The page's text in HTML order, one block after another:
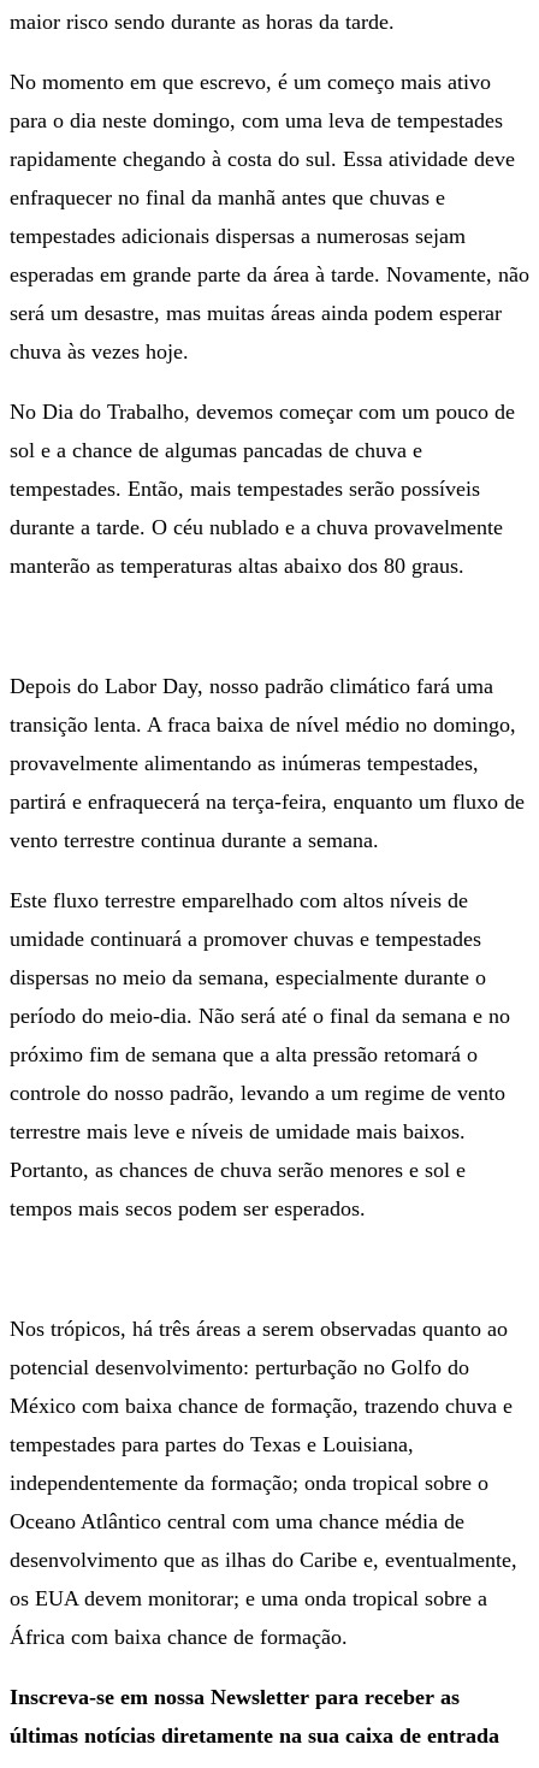
maior risco sendo durante as horas da tarde.
No momento em que escrevo, é um começo mais ativo
para o dia neste domingo, com uma leva de tempestades
rapidamente chegando à costa do sul. Essa atividade deve
enfraquecer no final da manhã antes que chuvas e
tempestades adicionais dispersas a numerosas sejam
esperadas em grande parte da área à tarde. Novamente, não
será um desastre, mas muitas áreas ainda podem esperar
chuva às vezes hoje.
No Dia do Trabalho, devemos começar com um pouco de
sol e a chance de algumas pancadas de chuva e
tempestades. Então, mais tempestades serão possíveis
durante a tarde. O céu nublado e a chuva provavelmente
manterão as temperaturas altas abaixo dos 80 graus.
Depois do Labor Day, nosso padrão climático fará uma
transição lenta. A fraca baixa de nível médio no domingo,
provavelmente alimentando as inúmeras tempestades,
partirá e enfraquecerá na terça-feira, enquanto um fluxo de
vento terrestre continua durante a semana.
Este fluxo terrestre emparelhado com altos níveis de
umidade continuará a promover chuvas e tempestades
dispersas no meio da semana, especialmente durante o
período do meio-dia. Não será até o final da semana e no
próximo fim de semana que a alta pressão retomará o
controle do nosso padrão, levando a um regime de vento
terrestre mais leve e níveis de umidade mais baixos.
Portanto, as chances de chuva serão menores e sol e
tempos mais secos podem ser esperados.
Nos trópicos, há três áreas a serem observadas quanto ao
potencial desenvolvimento: perturbação no Golfo do
México com baixa chance de formação, trazendo chuva e
tempestades para partes do Texas e Louisiana,
independentemente da formação; onda tropical sobre o
Oceano Atlântico central com uma chance média de
desenvolvimento que as ilhas do Caribe e, eventualmente,
os EUA devem monitorar; e uma onda tropical sobre a
África com baixa chance de formação.
Inscreva-se em nossa Newsletter para receber as
últimas notícias diretamente na sua caixa de entrada